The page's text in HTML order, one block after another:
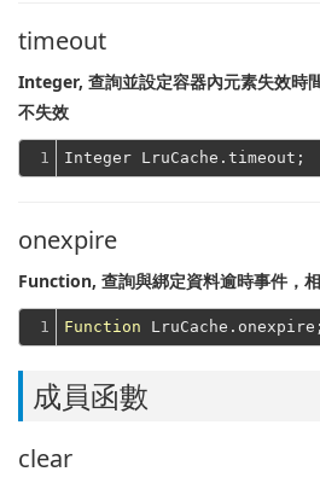
timeout
Integer, 查詢並設定容器內元素失效時
不失效
1
onexpire
Function, 查詢與綁定資料逾時事件，
1 Function
成員函數
clear